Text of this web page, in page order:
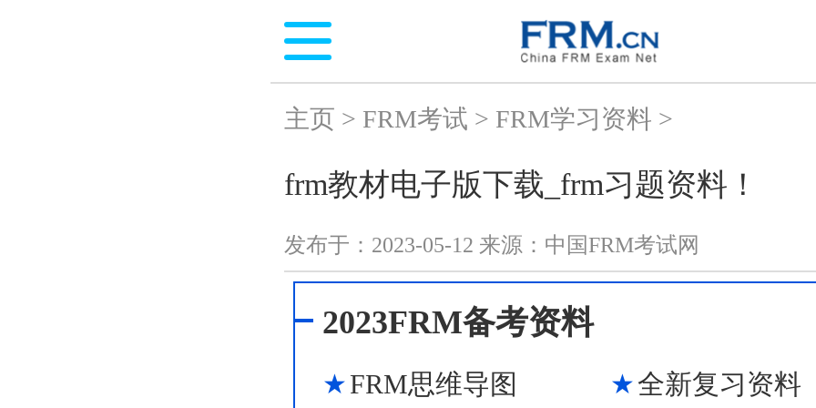
主页 > FRM考试 > FRM学习资料 >
frm教材电子版下载_frm习题资料！
发布于： 2023-05-12 来源： 中国FRM考试网
2023FRM备考资料
FRM思维导图 全新复习资料